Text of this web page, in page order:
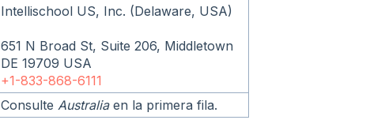
Intellischool US, Inc. (Delaware, USA)
651 N Broad St, Suite 206, Middletown
DE 19709 USA
+1-833-868-6111
Consulte Australia en la primera fila.